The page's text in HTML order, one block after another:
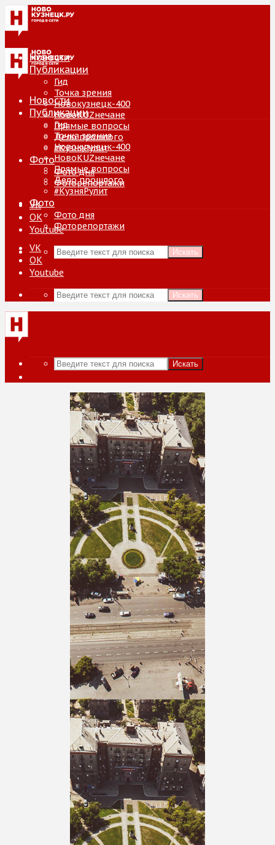
Новости
Публикации
Гид
Точка зрения
Новокузнецк-400
НовоKUZнечане
Прямые вопросы
Дело прошлого
#КузняРулит
Фото
Фото дня
Фоторепортажи
VK
ОК
Youtube
Искать
Новости
Публикации
Гид
Точка зрения
Новокузнецк-400
НовоKUZнечане
Прямые вопросы
Дело прошлого
#КузняРулит
Фото
Фото дня
Фоторепортажи
VK
ОК
Youtube
Искать
Искать